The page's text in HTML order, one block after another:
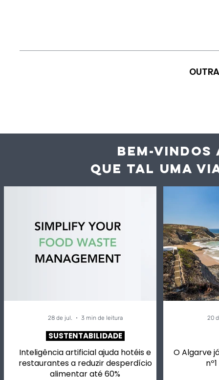
BEM-VINDOS
QUE TAL UMA
Inteligência artificial ajuda hotéis e
restaurantes a reduzir desperdício
alimentar até 60%
SUSTENTABILIDADE
28 de jul. 3 min de leitura
O Algarve
20